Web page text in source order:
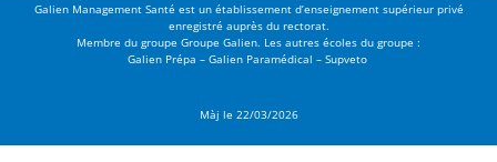
Galien Management Santé est un établissement d’enseignement supérieur privé
enregistré auprès du rectorat.
Membre du groupe Groupe Galien. Les autres écoles du groupe :
GalienPrépa – Galien Paramédical – Supveto
Màj le 22/03/2026